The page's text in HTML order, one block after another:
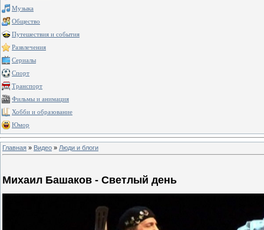
Музыка
Общество
Путешествия и события
Развлечения
Сериалы
Спорт
Транспорт
Фильмы и анимация
Хобби и образование
Юмор
Главная » Видео » Люди и блоги
Михаил Башаков - Светлый день